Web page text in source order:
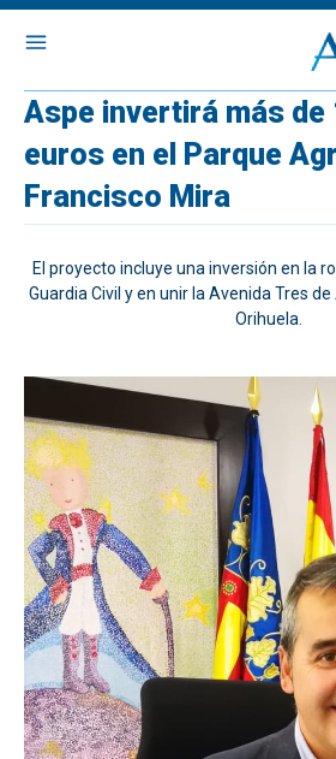
Aspe invertirá más de
euros en el Parque
Francisco Mira
El proyecto incluye una inversión en la
Guardia Civil y en unir la Avenida Tres
Orihuela.